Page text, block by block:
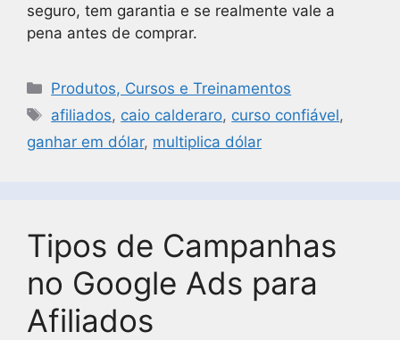
seguro, tem garantia e se realmente vale a
pena antes de comprar.
Produtos, Cursos e Treinamentos
afiliados, caio calderaro, curso confiável,
ganhar em dólar, multiplica dólar
Tipos de Campanhas
no Google Ads para
Afiliados